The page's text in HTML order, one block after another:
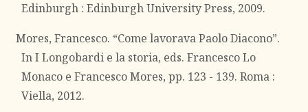
Edinburgh : Edinburgh University Press, 2009.
Mores, Francesco. “Come lavorava Paolo Diacono”.
In I Longobardi e la storia, eds. Francesco Lo
Monaco e Francesco Mores, pp. 123 - 139. Roma :
Viella, 2012.